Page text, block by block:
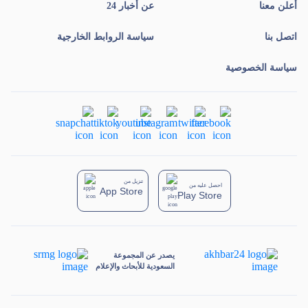
يصدر عن المجموعة
السعودية للأبحاث والإعلام
أعلن معنا عن أخبار 24
اتصل بنا سياسة الروابط الخارجية
سياسة الخصوصية
تنزيل من
App Store
احصل عليه من
Play Store